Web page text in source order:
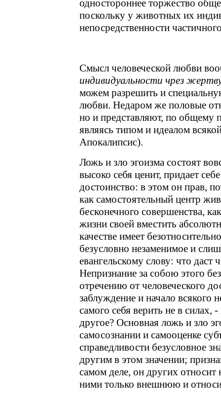
одностороннее торжество
поскольку у животных их
непосредственности
Смысл человеческой любви
индивидуальности чрез
можем разрешить и
любви. Недаром же половые
но и представляют, по общему
являясь типом и идеалом
Апокалипсис).
Ложь и зло эгоизма состоят
высоко себя ценит, придает
достоинство: в этом он прав,
как самостоятельный центр
бесконечного совершенства,
жизни своей вместить
качестве имеет
безусловно незаменимое и
евангельскому слову: что
Непризнание за собою этого
отречению от человеческого
заблуждение и начало всякого
самого себя верить не в
другое? Основная ложь и зло
самосознании и самооценке
справедливости безусловное
другим в этом значении;
самом деле, он других относит
ними только внешнюю и